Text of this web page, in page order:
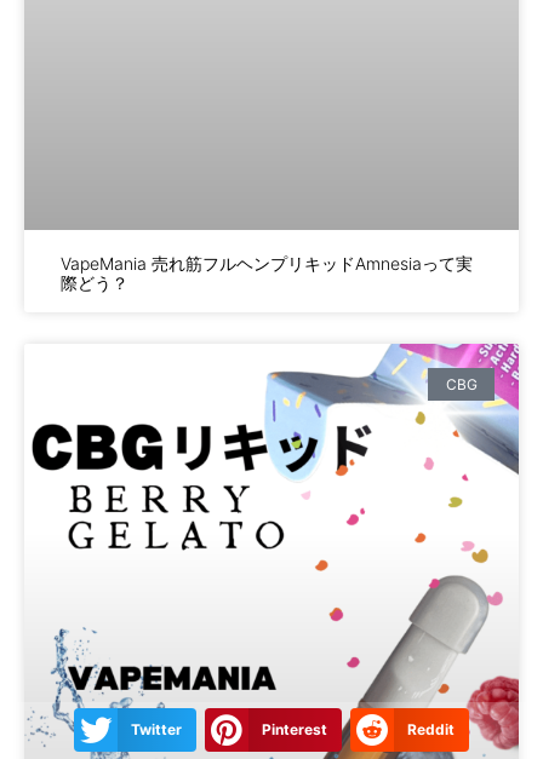
Twitter Pinterest Reddit
VapeMania 売れ筋フルヘンプリキッドAmnesiaって実
際どう？
CBG